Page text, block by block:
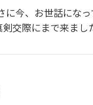
に今、お世話にな
交際にまで来まし